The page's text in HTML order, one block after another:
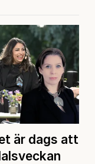
är dags att